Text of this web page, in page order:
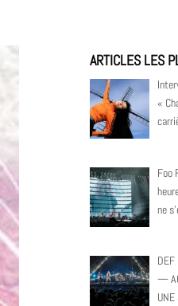
ARTICLES LES
«
Foo
ne
DEF
—
UNE